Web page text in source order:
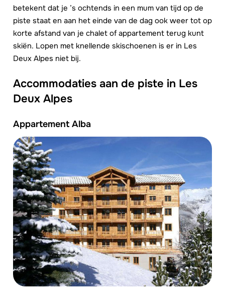
betekent dat je ’s ochtends in een mum van tijd op de
piste staat en aan het einde van de dag ook weer tot op
korte afstand van je chalet of appartement terug kunt
skiën. Lopen met knellende skischoenen is er in Les
Deux Alpes niet bij.
Accommodaties aan de piste in Les
Deux Alpes
Appartement Alba